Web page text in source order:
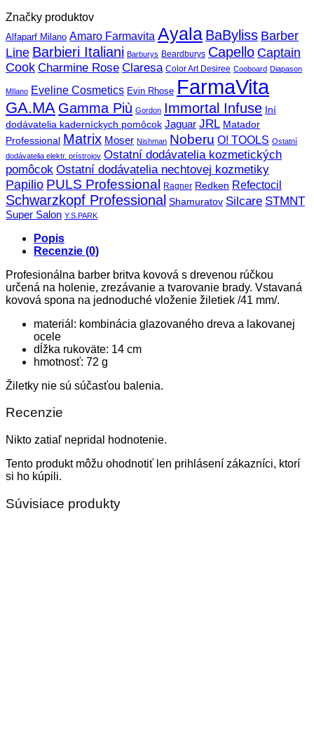
Značky produktov
Alfaparf Milano Amaro Farmavita Ayala BaByliss Barber
Line Barbieri Italiani Barburys Beardburys Capello Captain
Cook Charmine Rose Claresa Color Art Desiree Cooboard Diapason
MIlano Eveline Cosmetics Evin Rhose FarmaVita
GA.MA Gamma Più Gordon Immortal Infuse Iní
dodávatelia kaderníckych pomôcok Jaguar JRL Matador
Professional Matrix Moser Nishman Noberu O! TOOLS Ostatní
dodávatelia elektr. prístrojov Ostatní dodávatelia kozmetických
pomôcok Ostatní dodávatelia nechtovej kozmetiky
Papilio PULS Professional Ragner Redken Refectocil
Schwarzkopf Professional Shamuratov Silcare STMNT
Super Salon Y.S.PARK
Popis
Recenzie (0)
Profesionálna barber britva kovová s drevenou rúčkou
určená na holenie, zrezávanie a tvarovanie brady. Vstavaná
kovová spona na jednoduché vloženie žiletiek /41 mm/.
materiál: kombinácia glazovaného dreva a lakovanej
ocele
dĺžka rukoväte: 14 cm
hmotnosť: 72 g
Žiletky nie sú súčasťou balenia.
Recenzie
Nikto zatiaľ nepridal hodnotenie.
Tento produkt môžu ohodnotiť len prihlásení zákazníci, ktorí
si ho kúpili.
Súvisiace produkty